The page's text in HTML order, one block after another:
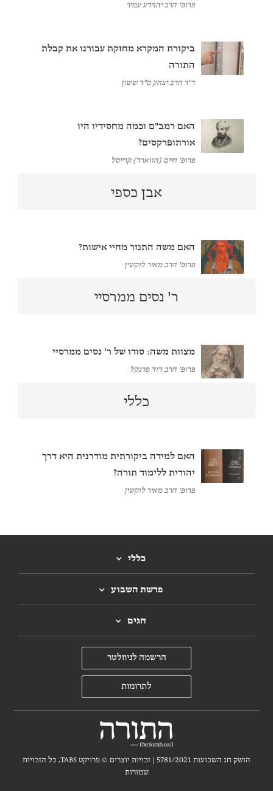
פרופ' הרב יהוידע עמיר
ביקורת המקרא מחזקת עבורנו את קבלת
התורה
ד"ר הרב יצחק ס"ד ששון
האם רמב"ם וכמה מחסידיו היו
אורתופרקסים?
פרופ' חיים (הווארד) קרייסל
אבן כספי
האם משה התנזר מחיי אישות?
פרופ' הרב מאיר לוקשין
ר' נסים ממרסיי
מצוות משה: סודו של ר' נסים ממרסיי
פרופ' הרב דוד פרנקל
כללי
האם למידה ביקורתית מודרנית היא דרך
יהודית ללימוד תורה?
פרופ' הרב מאיר לוקשין
כללי
פרשת השבוע
חגים
הרשמה לניוזלטר
לתרומות
הושק חג השבועות 5781/2021 | זכויות יוצרים ©
פרויקט TABS, כל הזכויות
שמורות